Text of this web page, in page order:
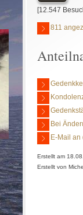
[12.547
811
Bei
E-Mail an
Erstellt am
Erstellt von